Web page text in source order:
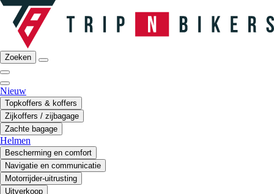
Zoeken
Nieuw
Topkoffers & koffers
Zijkoffers / zijbagage
Zachte bagage
Helmen
Bescherming en comfort
Navigatie en communicatie
Motorrijder-uitrusting
Uitverkoop